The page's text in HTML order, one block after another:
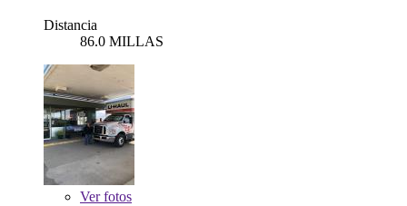
Distancia
86.0 MILLAS
Verfotos